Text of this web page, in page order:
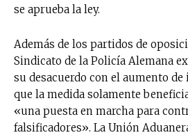
se aprueba la ley.
Además de los partidos de
Sindicato de la Policía Alemana
su desacuerdo con el aumento
que la medida solamente
«una puesta en marcha para
falsificadores». La Unión